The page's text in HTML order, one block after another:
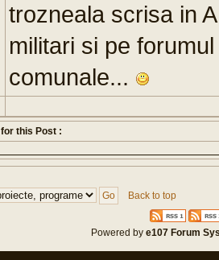
trozneala scrisa in
militari si pe
comunale...
for this Post :
Back to top
Powered bye107 Forum